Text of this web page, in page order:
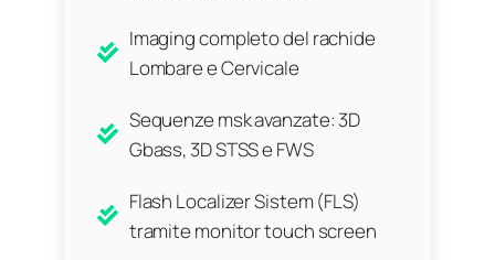
Imaging completo del rachide
Lombare e Cervicale
Sequenze msk avanzate: 3D
Gbass, 3D STSS e FWS
Flash Localizer Sistem (FLS)
tramite monitor touch screen